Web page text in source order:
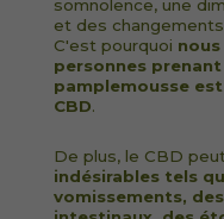
somnolence, une
et des
C'est pourquoi
personnes
pamplemousse
CBD.
De plus, le CBD
indésirables tels
vomissements,